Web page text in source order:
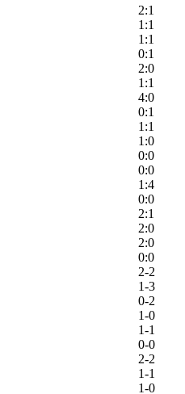
2:1
1:1
1:1
0:1
2:0
1:1
4:0
0:1
1:1
1:0
0:0
0:0
1:4
0:0
2:1
2:0
2:0
0:0
2-2
1-3
0-2
1-0
1-1
0-0
2-2
1-1
1-0